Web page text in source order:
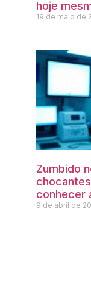
hoje
19 de maio de
Zumbido
conhecer
9 de abril de